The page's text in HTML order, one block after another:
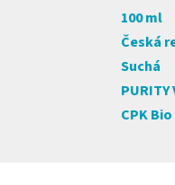
100 ml
Česká
Suchá
PURITY
CPK Bio